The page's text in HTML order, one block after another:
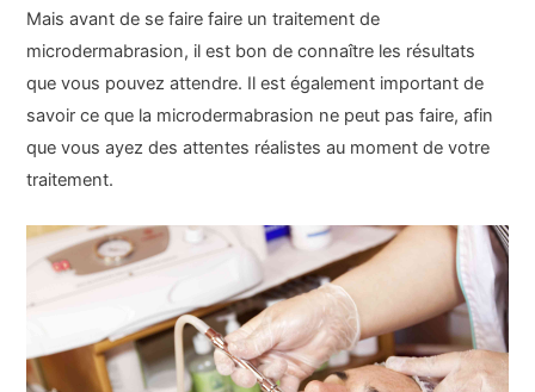
Mais avant de se faire faire un traitement de
microdermabrasion, il est bon de connaître les résultats
que vous pouvez attendre. Il est également important de
savoir ce que la microdermabrasion ne peut pas faire, afin
que vous ayez des attentes réalistes au moment de votre
traitement.